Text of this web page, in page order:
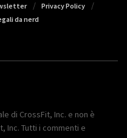
Privacy Policy
da nerd
di CrossFit, Inc. e non è
Inc. Tutti i commenti e